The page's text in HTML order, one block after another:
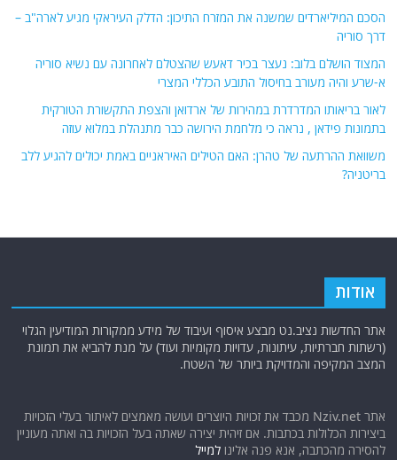
הסכם המיליארדים שמשנה את המזרח התיכון: הדלק העיראקי מגיע לארה"ב –
דרך סוריה
המצוד הושלם בלוב: נעצר בכיר דאעש שהצטלם לאחרונה עם נשיא סוריה
א-שרע והיה מעורב בחיסול התובע הכללי המצרי
לאור בריאותו המדרדרת במהירות של ארדואן והצפת התקשורת הטורקית
בתמונות פידאן , נראה כי מלחמת הירושה כבר מתנהלת במלוא עוזה
משוואת ההרתעה של טהרן: האם הטילים האיראניים באמת יכולים להגיע ללב
בריטניה?
אודות
אתר החדשות נציב.נט מבצע איסוף ועיבוד של מידע ממקורות המודיעין הגלוי
(רשתות חברתיות, עיתונות, עדויות מקומיות ועוד) על מנת להביא את תמונת
המצב המקיפה והמדויקת ביותר של השטח.
אתר Nziv.net מכבד את זכויות היוצרים ועושה מאמצים לאיתור בעלי הזכויות
ביצירות הכלולות בכתבות. אם זיהית יצירה שאתה בעל הזכויות בה ואתה מעוניין
להסירה מהכתבה, אנא פנה אלינולמייל